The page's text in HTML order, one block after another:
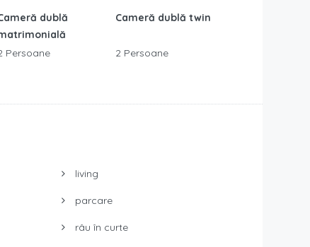
dublă
Persoane
Cameră dublă twin
2 Persoane
living
parcare
râu în curte